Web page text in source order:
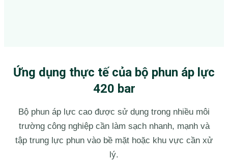
Ứng dụng thực tế của bộ phun áp lực
420 bar
Bộ phun áp lực cao được sử dụng trong nhiều môi
trường công nghiệp cần làm sạch nhanh, mạnh và
tập trung lực phun vào bề mặt hoặc khu vực cần xử
lý.